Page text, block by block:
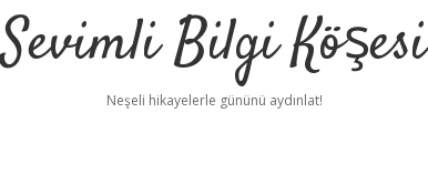
Sevimli Bilgi Köşesi
Neşeli hikayelerle gününü aydınlat!